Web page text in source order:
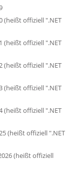
(heißt offiziell ".NET
(heißt offiziell ".NET
(heißt offiziell ".NET
(heißt offiziell ".NET
(heißt offiziell ".NET
(heißt offiziell ".NET
(heißt offiziell